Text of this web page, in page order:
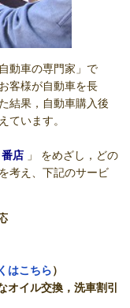
動車の専門家」で
客様が自動車を長
結果，自動車購入後
ています。
店 」 をめざし，どの
考え、下記のサービ
はこちら）
オイル交換，洗車割引